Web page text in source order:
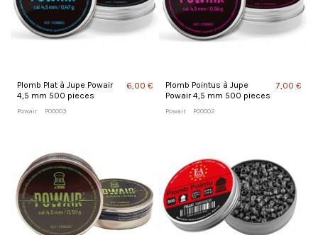
Plomb Plat à Jupe Powair
4,5 mm 500 pieces
Powair PO0003
6,00 €
Plomb Pointus à Jupe
Powair 4,5 mm 500 pieces
Powair PO0002
7,00 €